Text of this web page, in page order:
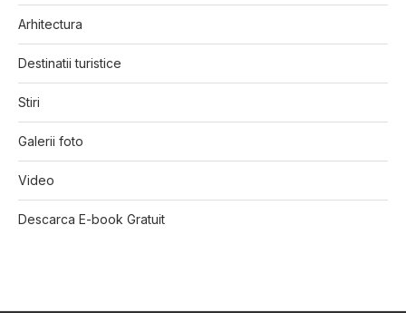
Arhitectura
Destinatii turistice
Stiri
Galerii foto
Video
Descarca E-book Gratuit